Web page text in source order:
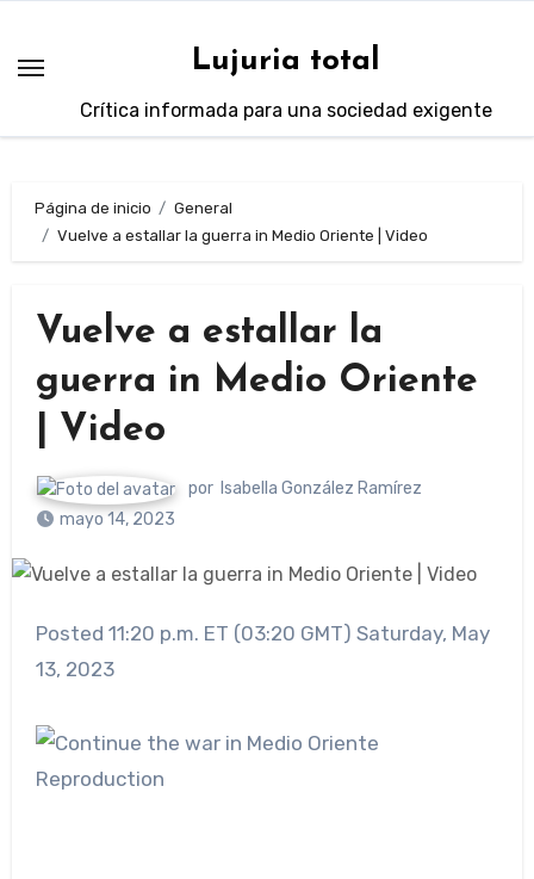
contenido
Lujuria total
Crítica informada para una sociedad exigente
Página de inicio
General
Vuelve a estallar la guerra in Medio Oriente | Video
Vuelve a estallar la
guerra in Medio Oriente
| Video
por Isabella González Ramírez
mayo 14, 2023
Posted 11:20 p.m. ET (03:20 GMT) Saturday, May
13, 2023
Reproduction